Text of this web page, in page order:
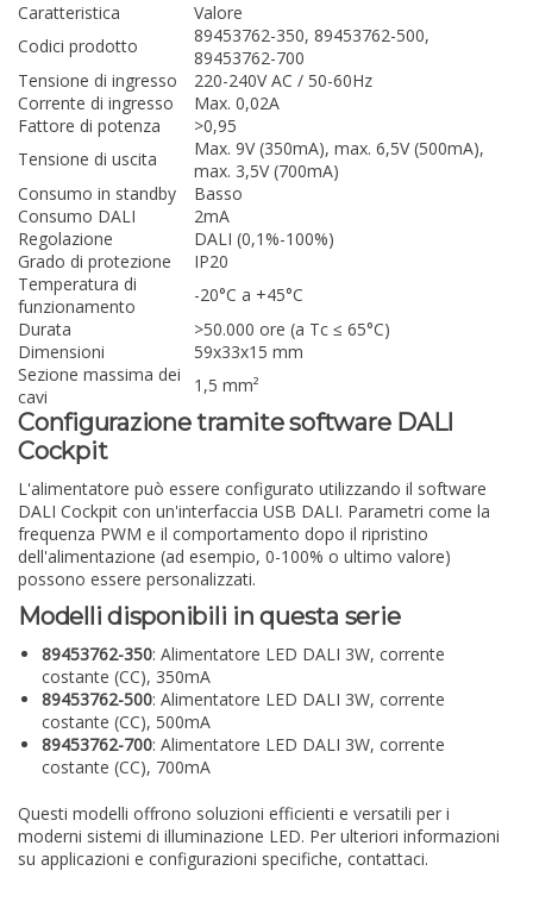
Caratteristica
Valore
Codici prodotto
89453762-350, 89453762-500,
89453762-700
Tensione di ingresso
220-240V AC / 50-60Hz
Corrente di ingresso
Max. 0,02A
Fattore di potenza
>0,95
Tensione di uscita
Max. 9V (350mA), max. 6,5V (500mA),
max. 3,5V (700mA)
Consumo in standby
Basso
Consumo DALI
2mA
Regolazione
DALI (0,1%-100%)
Grado di protezione
IP20
Temperatura di
funzionamento
-20°C a +45°C
Durata
>50.000 ore (a Tc ≤ 65°C)
Dimensioni
59x33x15 mm
Sezione massima dei
cavi
1,5 mm²
Configurazione tramite software DALI
Cockpit
L'alimentatore può essere configurato utilizzando il software
DALI Cockpit con un'interfaccia USB DALI. Parametri come la
frequenza PWM e il comportamento dopo il ripristino
dell'alimentazione (ad esempio, 0-100% o ultimo valore)
possono essere personalizzati.
Modelli disponibili in questa serie
89453762-350: Alimentatore LED DALI 3W, corrente
costante (CC), 350mA
89453762-500: Alimentatore LED DALI 3W, corrente
costante (CC), 500mA
89453762-700: Alimentatore LED DALI 3W, corrente
costante (CC), 700mA
Questi modelli offrono soluzioni efficienti e versatili per i
moderni sistemi di illuminazione LED. Per ulteriori informazioni
su applicazioni e configurazioni specifiche, contattaci.